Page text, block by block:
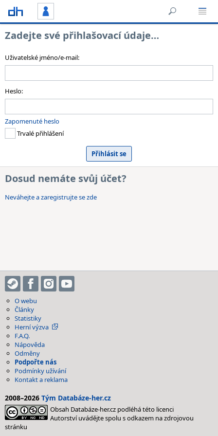
Zadejte své přihlašovací údaje…
Uživatelské jméno/e-mail:
Heslo:
Zapomenuté heslo
Trvalé přihlášení
Dosud nemáte svůj účet?
Neváhejte a zaregistrujte se zde
O webu
Články
Statistiky
Herní výzva
F.A.Q.
Nápověda
Odměny
Podpořte nás
Podmínky užívání
Kontakt a reklama
2008–2026 Tým Databáze-her.cz
Obsah Databáze-her.cz podléhá této licenci
Autorství uvádějte spolu s odkazem na zdrojovou
stránku